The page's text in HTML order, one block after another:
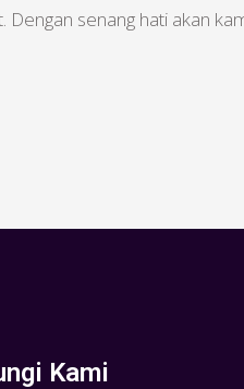
Dengan senang hati akan
Kami